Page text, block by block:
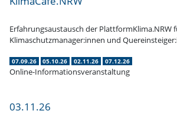
Erfah­rungs­aus­tausch der PlattformKlima.NRW
Klimaschutzmanager:innen und
07.09.26 05.10.26 02.11.26 07.12.26
Online-Informationsveranstaltung
03.11.26